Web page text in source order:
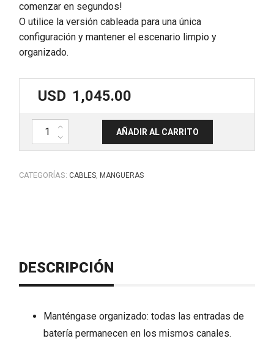
comenzar en segundos!
O utilice la versión cableada para una única
configuración y mantener el escenario limpio y
organizado.
USD 1,045.00
DRUMDROP Box 12ch, con conector W1 macho. WHIRLWIND
AÑADIR AL CARRITO
CATEGORÍAS: CABLES, MANGUERAS
DESCRIPCIÓN
Manténgase organizado: todas las entradas de
batería permanecen en los mismos canales.